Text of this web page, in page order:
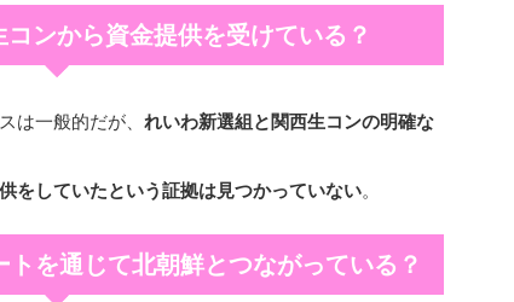
ンから資金提供を受けている？
は一般的だが、 れいわ新選組と関西生コンの明確な
をしていたという証拠は見つかっていない。
を通じて北朝鮮とつながっている？